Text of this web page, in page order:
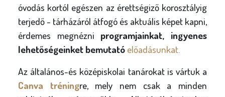
óvodás kortól egészen az érettségiző korosztályig
terjedő - tárházáról átfogó és aktuális képet kapni,
érdemes megnézni programjainkat, ingyenes
lehetőségeinket bemutató előadásunkat.
Az általános-és középiskolai tanárokat is vártuk a
Canva tréningre, mely nem csak a minden